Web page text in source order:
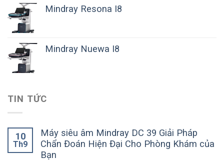
Mindray Resona I8
Mindray Nuewa I8
TIN TỨC
10
Th9
Máy siêu âm Mindray DC 39 Giải Pháp
Chẩn Đoán Hiện Đại Cho Phòng Khám của
Bạn